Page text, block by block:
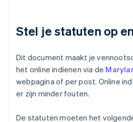
Stel je statuten op
Dit document maakt je
het online indienen via de
webpagina of per post. Online
er zijn minder fouten.
De statuten moeten het